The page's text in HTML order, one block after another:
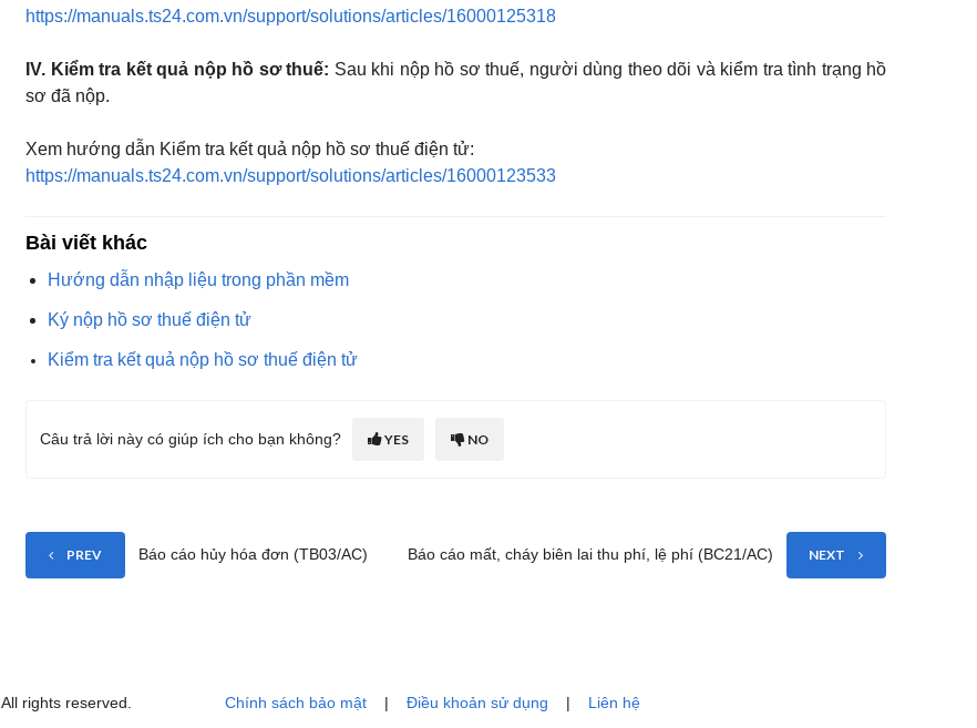
https://manuals.ts24.com.vn/support/solutions/articles/16000125318
IV. Kiểm tra kết quả nộp hồ sơ thuế: Sau khi nộp hồ sơ thuế, người dùng theo dõi và kiểm tra tình trạng hồ
sơ đã nộp.
Xem hướng dẫn Kiểm tra kết quả nộp hồ sơ thuế điện tử:
https://manuals.ts24.com.vn/support/solutions/articles/16000123533
Bài viết khác
Hướng dẫn nhập liệu trong phần mềm
Ký nộp hồ sơ thuế điện tử
Kiểm tra kết quả nộp hồ sơ thuế điện tử
Câu trả lời này có giúp ích cho bạn không? YES NO
PREV Báo cáo hủy hóa đơn (TB03/AC) Báo cáo mất, cháy biên lai thu phí, lệ phí (BC21/AC) NEXT
. All rights reserved. Chính sách bảo mật | Điều khoản sử dụng | Liên hệ